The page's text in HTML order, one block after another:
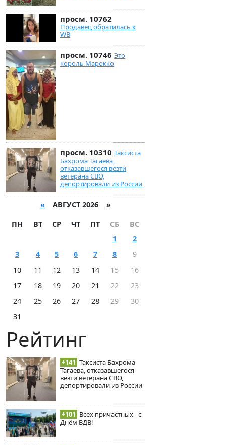
просм. 10762
Продавец обратилась к
WB
просм. 10746 Это
король Марокко
просм. 10310 Таксиста
Бахрома Тагаева,
отказавшегося везти
ветерана СВО,
депортировали из России
« АВГУСТ 2026 »
ПН ВТ СР ЧТ ПТ СБ
ВС
1
2
3
4 5 6 7 8
9
10
11 12 13 14 15
16
17
18 19 20 21 22
23
24
25 26 27 28 29
30
31
Рейтинг
+141 Таксиста Бахрома
Тагаева, отказавшегося
везти ветерана СВО,
депортировали из России
+101 Всех причастных - с
Днём ВДВ!